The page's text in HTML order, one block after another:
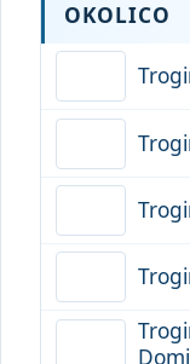
OKOLICO